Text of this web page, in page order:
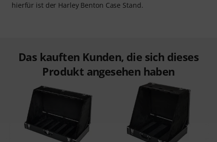
hierfür ist der Harley Benton Case Stand.
Das kauften Kunden, die sich dieses
Produkt angesehen haben